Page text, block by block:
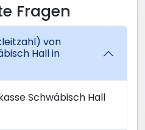
Fragen
von
Hall in
Schwäbisch Hall